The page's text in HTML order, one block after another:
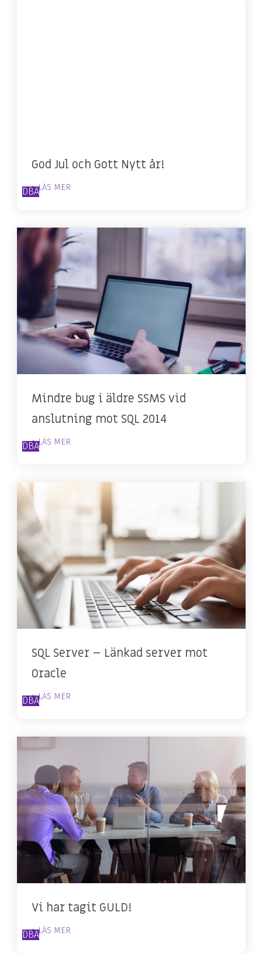
God Jul och Gott Nytt år!
DBA> LÄS MER
Mindre bug i äldre SSMS vid
anslutning mot SQL 2014
DBA> LÄS MER
SQL Server – Länkad server mot
Oracle
DBA> LÄS MER
Vi har tagit GULD!
DBA> LÄS MER